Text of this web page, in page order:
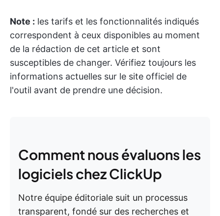
Note : les tarifs et les fonctionnalités indiqués
correspondent à ceux disponibles au moment
de la rédaction de cet article et sont
susceptibles de changer. Vérifiez toujours les
informations actuelles sur le site officiel de
l'outil avant de prendre une décision.
Comment nous évaluons les
logiciels chez ClickUp
Notre équipe éditoriale suit un processus
transparent, fondé sur des recherches et